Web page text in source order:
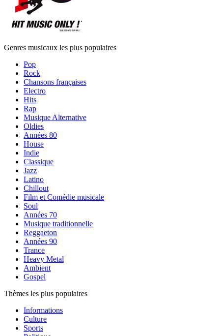
Genres musicaux les plus populaires
Pop
Rock
Chansons françaises
Electro
Hits
Rap
Musique Alternative
Oldies
Années 80
House
Indie
Classique
Jazz
Latino
Chillout
Film et Comédie musicale
Soul
Années 70
Musique traditionnelle
Reggaeton
Années 90
Trance
Heavy Metal
Ambient
Gospel
Thèmes les plus populaires
Informations
Culture
Sports